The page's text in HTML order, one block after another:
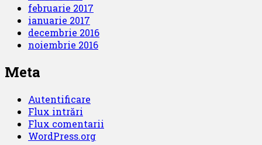
februarie 2017
ianuarie 2017
decembrie 2016
noiembrie 2016
Meta
Autentificare
Flux intrări
Flux comentarii
WordPress.org